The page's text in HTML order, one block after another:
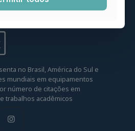
no Brasil, América do Sul e
mundiais em equipamentos
número de citações em
trabalhos acadêmicos